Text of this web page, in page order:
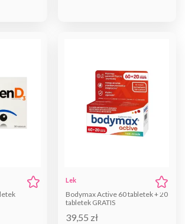
Lek
Bodymax Active 60 tabletek + 20
tabletek GRATIS
39,55 zł